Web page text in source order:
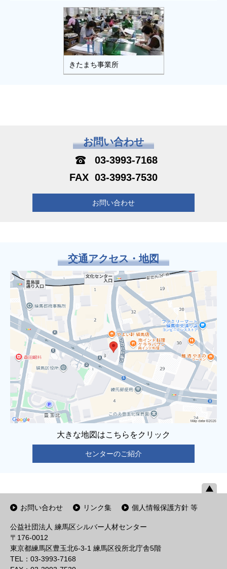
きたまち事業所
お問い合わせ
03-3993-7168
03-3993-7530
お問い合わせ
交通アクセス・地図
大きな地図はこちらをクリック
センターのご紹介
お問い合わせ リンク集 個人情報保護方針 等
公益社団法人 練馬区シルバー人材センター
〒176-0012
東京都練馬区豊玉北6-3-1 練馬区役所北庁舎5階
TEL：03-3993-7168